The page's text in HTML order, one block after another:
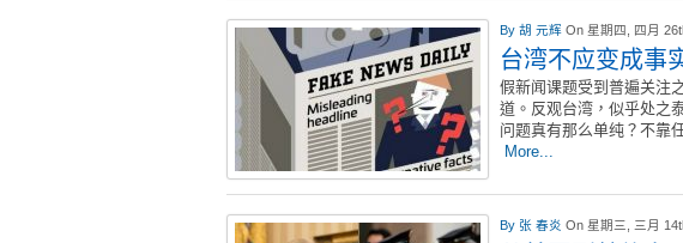
By 胡 元辉 On 星期四, 四月
台湾不应变成事
假新闻课题受到普遍关注
道。反观台湾，似乎处之
问题真有那么单纯？不靠
More...
By 张 春炎 On 星期三, 三月